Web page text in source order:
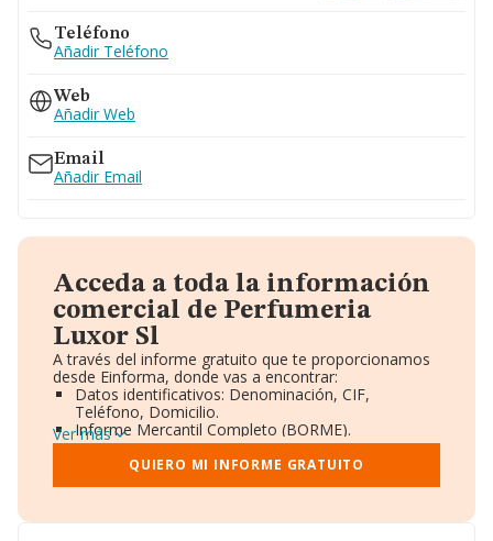
Teléfono
Añadir Teléfono
Web
Añadir Web
Email
Añadir Email
Acceda a toda la información
comercial de Perfumeria
Luxor Sl
A través del informe gratuito que te proporcionamos
desde Einforma, donde vas a encontrar:
Datos identificativos: Denominación, CIF,
Teléfono, Domicilio.
Informe Mercantil Completo (BORME).
Gráficos de Evolución Ventas y Empleados.
Consejo de Administración y Administradores.
Directivos y Ejecutivos.
Ver más
QUIERO MI INFORME GRATUITO